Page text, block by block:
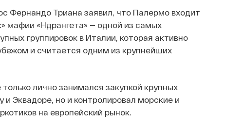
Фернандо Триана заявил, что Палермо входит
мафии «Ндрангета» — одной из самых
группировок в Италии, которая активно
и считается одним из крупнейших
лично занимался закупкой крупных
и Эквадоре, но и контролировал морские и
на европейский рынок.